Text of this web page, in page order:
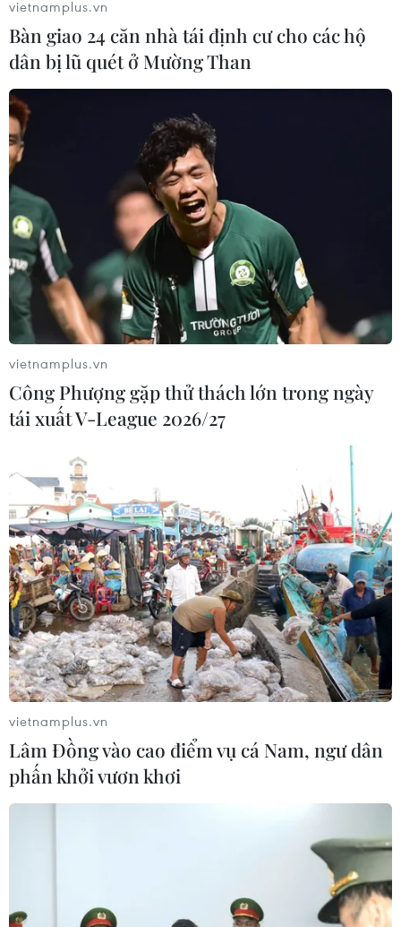
vietnamplus.vn
Bàn giao 24 căn nhà tái định cư cho các hộ
dân bị lũ quét ở Mường Than
vietnamplus.vn
Công Phượng gặp thử thách lớn trong ngày
tái xuất V-League 2026/27
vietnamplus.vn
Lâm Đồng vào cao điểm vụ cá Nam, ngư dân
phấn khởi vươn khơi